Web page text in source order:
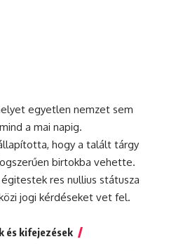
egyetlen nemzet sem
a mai napig.
hogy a talált tárgy
birtokba vehette.
res nullius státusza
jogi kérdéseket vet fel.
és kifejezések